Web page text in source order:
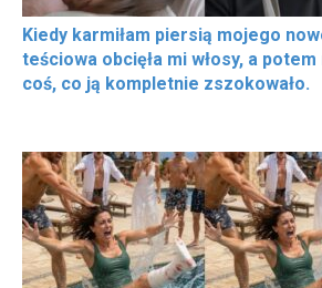
Kiedy karmiłam piersią mojego
teściowa obcięła mi włosy, a
coś, co ją kompletnie zszokowało.